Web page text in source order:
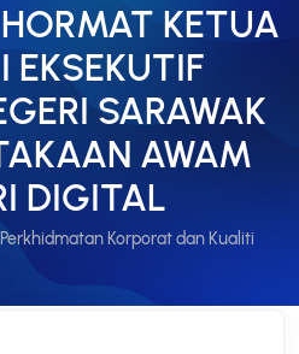
KETUA
EKSEKUTIF
SARAWAK
AWAM
DIGITAL
Korporat dan Kualiti